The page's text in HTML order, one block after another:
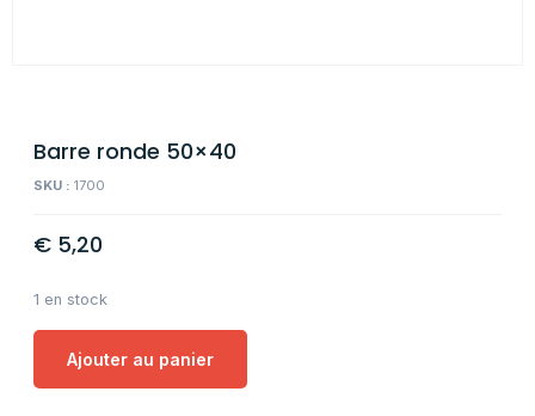
Barre ronde 50×40
SKU : 1700
€ 5,20
1 en stock
Ajouter au panier